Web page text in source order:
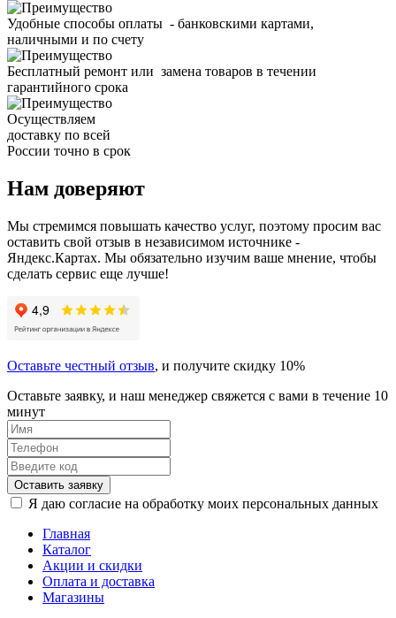
Удобные способы оплаты - банковскими картами,
наличными и по счету
Бесплатный ремонт или замена товаров в течении
гарантийного срока
Осуществляем
доставку по всей
России точно в срок
Нам доверяют
Мы стремимся повышать качество услуг, поэтому просим вас
оставить свой отзыв в независимом источнике -
Яндекс.Картах. Мы обязательно изучим ваше мнение, чтобы
сделать сервис еще лучше!
Оставьте честный отзыв, и получите скидку 10%
Оставьте заявку, и наш менеджер свяжется с вами в течение 10
минут
Оставить заявку
Я даю согласие на обработку моих персональных данных
Главная
Каталог
Акции и скидки
Оплата и доставка
Магазины